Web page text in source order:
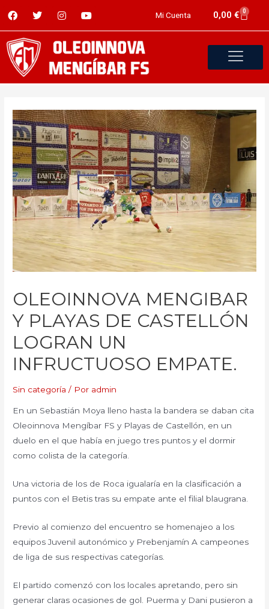
Mi Cuenta 0,00 € 0
OLEOINNOVA MENGIBAR
Y PLAYAS DE CASTELLÓN
LOGRAN UN
INFRUCTUOSO EMPATE.
Sin categoría / Por admin
En un Sebastián Moya lleno hasta la bandera se daban cita
Oleoinnova Mengíbar FS y Playas de Castellón, en un
duelo en el que había en juego tres puntos y el dormir
como colista de la categoría.
Una victoria de los de Roca igualaría en la clasificación a
puntos con el Betis tras su empate ante el filial blaugrana.
Previo al comienzo del encuentro se homenajeo a los
equipos Juvenil autonómico y Prebenjamín A campeones
de liga de sus respectivas categorías.
El partido comenzó con los locales apretando, pero sin
generar claras ocasiones de gol. Puerma y Dani pusieron a